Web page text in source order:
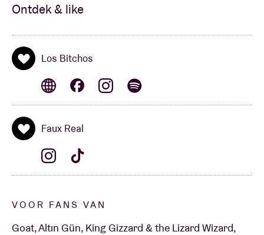
Ontdek & like
Los Bitchos
Faux Real
VOOR FANS VAN
Goat, Altın Gün, King Gizzard & the Lizard Wizard,